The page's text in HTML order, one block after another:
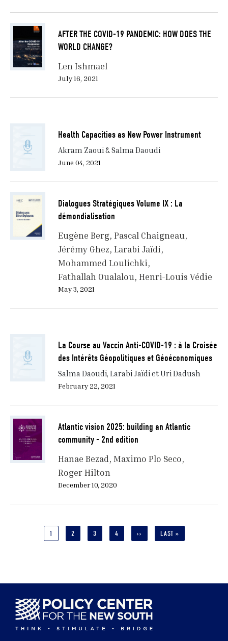
AFTER THE COVID-19 PANDEMIC: HOW DOES THE
WORLD CHANGE?
Len Ishmael
July 16, 2021
Health Capacities as New Power Instrument
Akram Zaoui & Salma Daoudi
June 04, 2021
Dialogues Stratégiques Volume IX : La
démondialisation
Eugène Berg Pascal Chaigneau
Jérémy Ghez Larabi Jaïdi
Mohammed Loulichki
Fathallah Oualalou Henri-Louis Védie
May 3, 2021
La Course au Vaccin Anti-COVID-19 : à la Croisée
des Intérêts Géopolitiques et Géoéconomiques
Salma Daoudi, Larabi Jaïdi et Uri Dadush
February 22, 2021
Atlantic vision 2025: building an Atlantic
community - 2nd edition
Hanae Bezad Maximo Plo Seco
Roger Hilton
December 10, 2020
CURRENT
1 PAGE
2 PAGE
3 PAGE
4
NEXT
››
LAST
LAST »